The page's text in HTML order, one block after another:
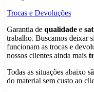
Trocas e Devoluções
Garantia de qualidade e
trabalho. Buscamos deixar
funcionam as trocas e
nossos clientes ainda mais
Todas as situações abaixo
do material sem custo ao